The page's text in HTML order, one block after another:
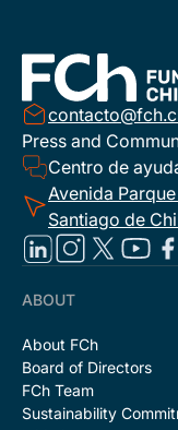
Press and
Centro de
Avenida
Santiago de
ABOUT
About FCh
Board of Directors
FCh Team
Sustainability